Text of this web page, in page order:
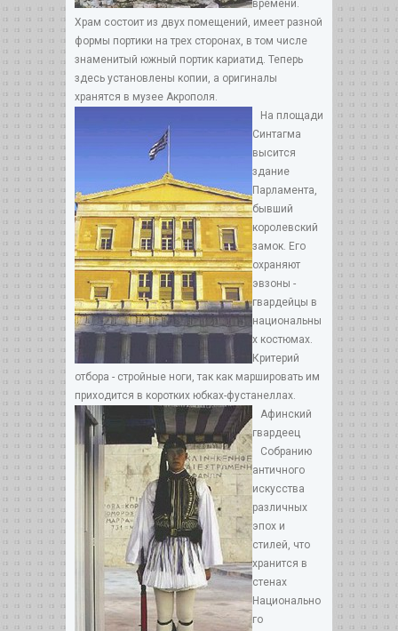
времени.
Храм состоит из двух помещений, имеет разной
формы портики на трех сторонах, в том числе
знаменитый южный портик кариатид. Теперь
здесь установлены копии, а оригиналы
хранятся в музее Акрополя.
На площади
Синтагма
высится
здание
Парламента,
бывший
королевский
замок. Его
охраняют
эвзоны -
гвардейцы в
национальны
х костюмах.
Критерий
отбора - стройные ноги, так как маршировать им
приходится в коротких юбках-фустанеллах.
Афинский
гвардеец
Собранию
античного
искусства
различных
эпох и
стилей, что
хранится в
стенах
Национально
го